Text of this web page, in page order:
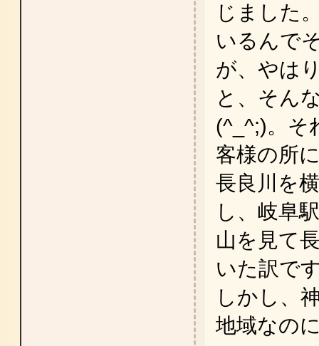
じました
いるんで
が、やは
と、そん
(^_^;)。そ
客様の所
長良川を
し、岐阜
山を見て
いた訳で
しかし、
地域なの